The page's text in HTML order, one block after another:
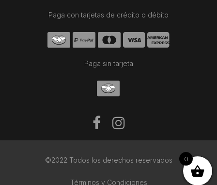
Paga con tarjetas de crédito o débito
Paga sin tarjeta
©2022 Todos los derechos reservados
Términos y Condiciones
0